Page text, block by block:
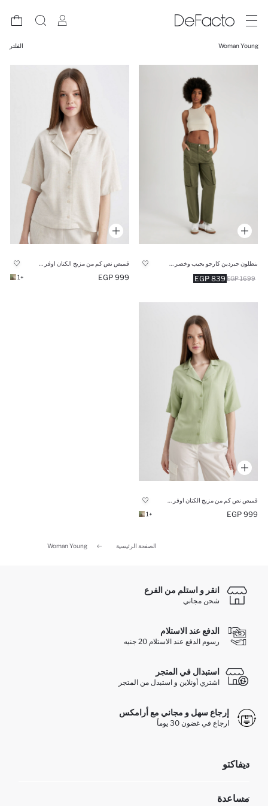
Woman Young الفلتر
839 EGP 1699 EGP
999 EGP
+1
999 EGP
+1
الصفحة الرئيسية Woman Young
انقر و استلم من الفرع
شحن مجاني
الدفع عند الاستلام
رسوم الدفع عند الاستلام 20 جنيه
استبدال في المتجر
اشتري أونلاين و استبدل من المتجر
إرجاع سهل و مجاني مع أرامكس
ارجاع في غضون 30 يوماً
ديفاكتو
تعرف علينا
مساعدة